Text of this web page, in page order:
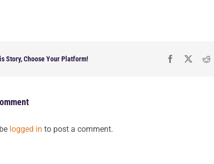
Story, Choose Your Platform!
logged in to post a comment.